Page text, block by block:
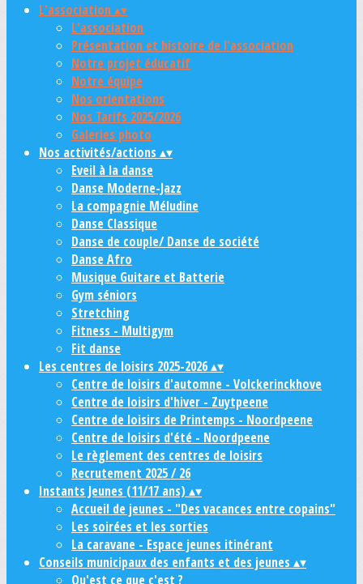
L'association▴▾
L'association
Présentation et histoire de l'association
Notre projet éducatif
Notre équipe
Nos orientations
Nos Tarifs 2025/2026
Galeries photo
Nos activités/actions ▴▾
Eveil à la danse
Danse Moderne-Jazz
La compagnie Méludine
Danse Classique
Danse de couple/ Danse de société
Danse Afro
Musique Guitare et Batterie
Gym séniors
Stretching
Fitness - Multigym
Fit danse
Les centres de loisirs 2025-2026▴▾
Centre de loisirs d'automne - Volckerinckhove
Centre de loisirs d'hiver - Zuytpeene
Centre de loisirs de Printemps - Noordpeene
Centre de loisirs d'été - Noordpeene
Le règlement des centres de loisirs
Recrutement 2025 / 26
Instants Jeunes (11/17 ans) ▴▾
Accueil de jeunes - "Des vacances entre copains"
Les soirées et les sorties
La caravane - Espace jeunes itinérant
Conseils municipaux des enfants et des jeunes ▴▾
Qu'est ce que c'est ?